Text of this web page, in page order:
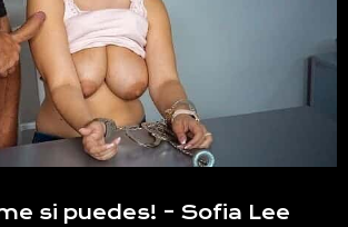
si puedes! – Sofia Lee